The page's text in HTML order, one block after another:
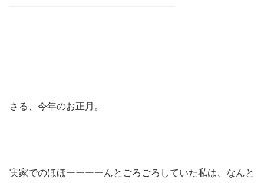
—————————————————–
さる、今年のお正月。
実家でのほほーーーーんとごろごろしていた私は、なんと